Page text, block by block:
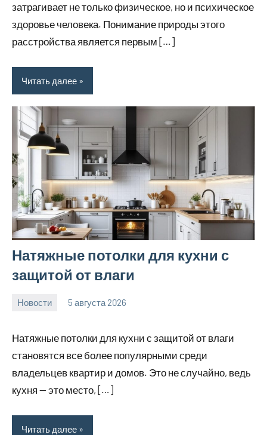
затрагивает не только физическое, но и психическое
здоровье человека. Понимание природы этого
расстройства является первым […]
Читать далее
Натяжные потолки для кухни с
защитой от влаги
Новости 5 августа 2026
Натяжные потолки для кухни с защитой от влаги
становятся все более популярными среди
владельцев квартир и домов. Это не случайно, ведь
кухня — это место, […]
Читать далее